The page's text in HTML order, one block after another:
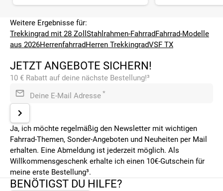
Weitere Ergebnisse für:
Trekkingrad mit 28 Zoll Stahlrahmen-FahrradFahrrad-Modelle
aus 2026HerrenfahrradHerren TrekkingradVSF TX
JETZT ANGEBOTE SICHERN!
10 € Rabatt auf deine nächste Bestellung!³
Deine E-Mail Adresse *
Ja, ich möchte regelmäßig den Newsletter mit wichtigen
Fahrrad-Themen, Sonder-Angeboten und Neuheiten per Mail
erhalten. Eine Abmeldung ist jederzeit möglich. Als
Willkommensgeschenk erhalte ich einen 10€-Gutschein für
meine erste Bestellung³.
BENÖTIGST DU HILFE?